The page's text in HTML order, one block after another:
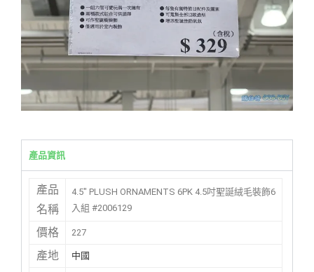
產品資訊
產品
名稱
4.5″ PLUSH ORNAMENTS 6PK 4.5吋聖誕絨毛裝飾6
入組 #2006129
價格 227
產地 中國